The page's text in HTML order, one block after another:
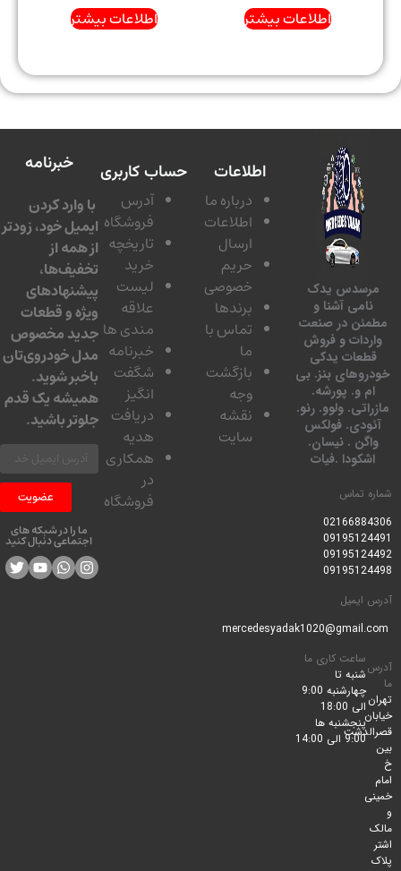
اطلاعات بیشتر اطلاعات بیشتر
یدک
آشنا و
در صنعت
و فروش
یدکی
بنز. بی
و. پورشه.
ولوو. رنو.
فولکس
. نیسان.
.فیات
تماس
ساعت کاری ما
شنبه تا
چهارشنبه 9:00
الی 18:00
پنجشنبه ها
9:00 الی 14:00
اطلاعات
درباره ما
اطلاعات
ارسال
حریم
خصوصی
برندها
تماس با
بازگشت
نقشه
سایت
حساب کاربری
آدرس
فروشگاه
تاریخچه
لیست
مندی ها
خبرنامه
شگفت
دریافت
همکاری
فروشگاه
خبرنامه
با وارد کردن
ایمیل خود، زودتر
از همه از
تخفیف‌ها،
پیشنهادهای
ویژه و قطعات
جدید مخصوص
مدل خودروی‌تان
باخبر شوید.
همیشه یک قدم
جلوتر باشید.
عضویت
ما را در شبکه های
اجتماعی دنبال کنید